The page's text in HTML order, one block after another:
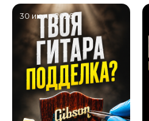
30 июля 2026